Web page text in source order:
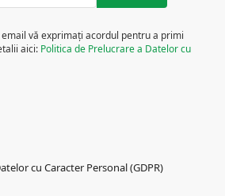
vă exprimați acordul pentru a primi
aici: Politica de Prelucrare a Datelor cu
cu Caracter Personal (GDPR)